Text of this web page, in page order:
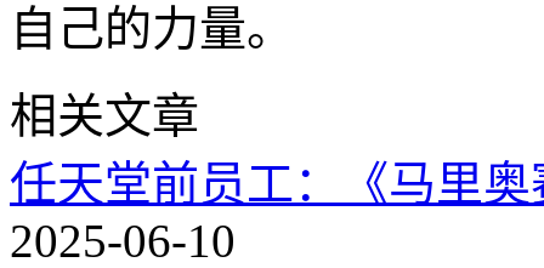
自己的力量。
相关文章
任天堂前员工：《马里
2025-06-10